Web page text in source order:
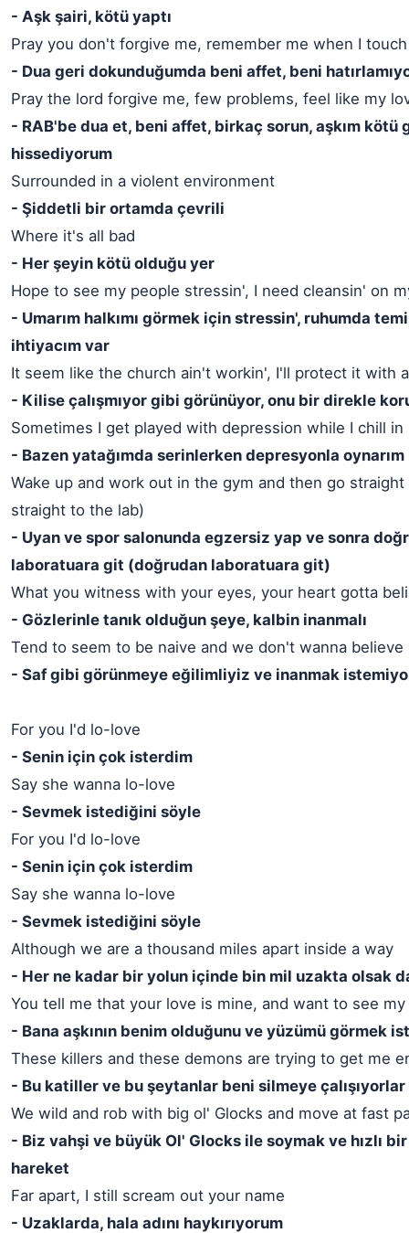
- Aşk şairi, kötü yaptı
Pray you don't forgive me, remember me when I
- Dua geri dokunduğumda beni affet, beni
Pray the lord forgive me, few problems, feel like my
- RAB'be dua et, beni affet, birkaç sorun, aşkım kötü
hissediyorum
Surrounded in a violent environment
- Şiddetli bir ortamda çevrili
Where it's all bad
- Her şeyin kötü olduğu yer
Hope to see my people stressin', I need cleansin' on
- Umarım halkımı görmek için stressin', ruhumda
ihtiyacım var
It seem like the church ain't workin', I'll protect it with
- Kilise çalışmıyor gibi görünüyor, onu bir direkle
Sometimes I get played with depression while I chill in
- Bazen yatağımda serinlerken depresyonla oynarım
Wake up and work out in the gym and then go
straight to the lab)
- Uyan ve spor salonunda egzersiz yap ve sonra
laboratuara git (doğrudan laboratuara git)
What you witness with your eyes, your heart gotta
- Gözlerinle tanık olduğun şeye, kalbin inanmalı
Tend to seem to be naive and we don't wanna believe
- Saf gibi görünmeye eğilimliyiz ve inanmak
For you I'd lo-love
- Senin için çok isterdim
Say she wanna lo-love
- Sevmek istediğini söyle
For you I'd lo-love
- Senin için çok isterdim
Say she wanna lo-love
- Sevmek istediğini söyle
Although we are a thousand miles apart inside a way
- Her ne kadar bir yolun içinde bin mil uzakta olsak
You tell me that your love is mine, and want to see my
- Bana aşkının benim olduğunu ve yüzümü görmek
These killers and these demons are trying to get me
- Bu katiller ve bu şeytanlar beni silmeye çalışıyorlar
We wild and rob with big ol' Glocks and move at fast
- Biz vahşi ve büyük Ol' Glocks ile soymak ve hızlı
hareket
Far apart, I still scream out your name
- Uzaklarda, hala adını haykırıyorum